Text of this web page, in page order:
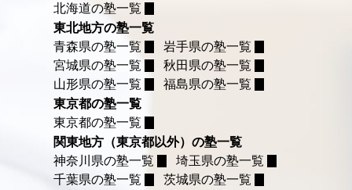
北海道の塾一覧
東北地方の塾一覧
青森県の塾一覧
岩手県の塾一覧
宮城県の塾一覧
秋田県の塾一覧
山形県の塾一覧
福島県の塾一覧
東京都の塾一覧
東京都の塾一覧
関東地方（東京都以外）の塾一覧
神奈川県の塾一覧
埼玉県の塾一覧
千葉県の塾一覧
茨城県の塾一覧